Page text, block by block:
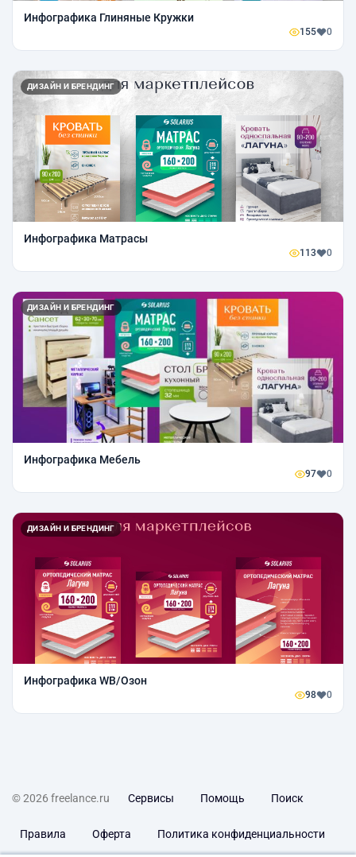
Инфографика Глиняные Кружки
155 0
ДИЗАЙН И БРЕНДИНГ
Инфографика Матрасы
113 0
ДИЗАЙН И БРЕНДИНГ
Инфографика Мебель
97 0
ДИЗАЙН И БРЕНДИНГ
Инфографика WB/Озон
98 0
© 2026 freelance.ru Сервисы Помощь Поиск
Правила Оферта Политика конфиденциальности